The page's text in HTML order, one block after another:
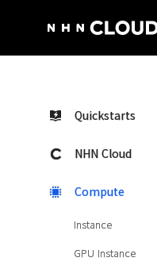
Quickstarts
NHN Cloud
Compute
Instance
GPU Instance